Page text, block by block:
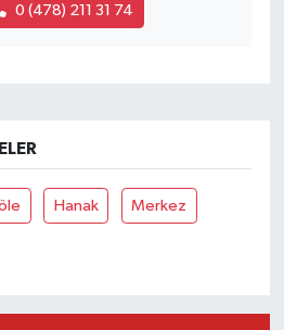
0 (478) 211 31 74
Hanak Merkez